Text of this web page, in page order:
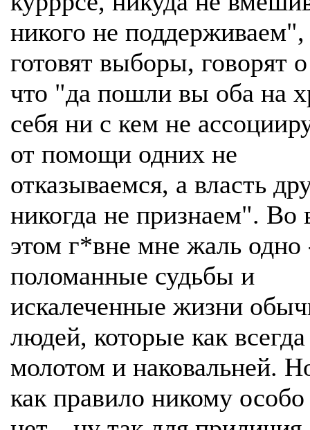
никого не поддерживаем",
готовят выборы, говорят
что "да пошли вы оба на
себя ни с кем не
от помощи одних не
отказываемся, а власть
никогда не признаем". Во
этом г*вне мне жаль одно
поломанные судьбы и
искалеченные жизни
людей, которые как
молотом и наковальней.
как правило никому особо